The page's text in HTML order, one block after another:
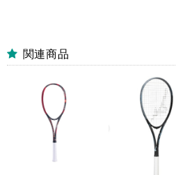
関連商品